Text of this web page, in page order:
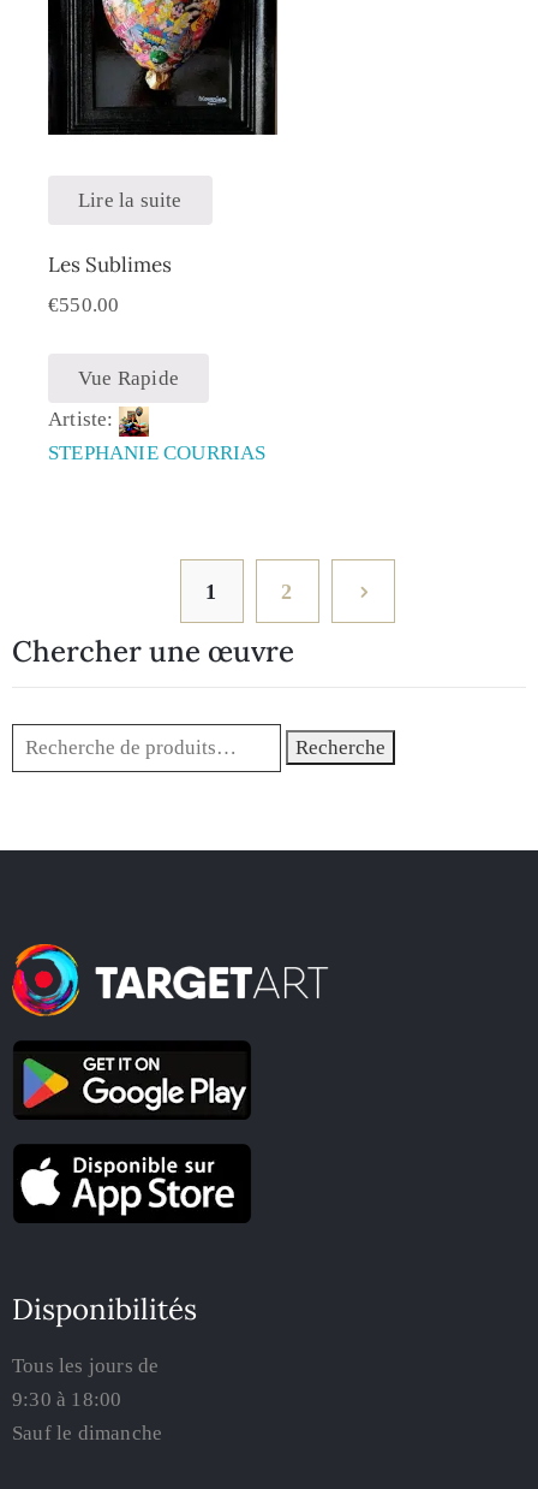
Lire la suite
Les Sublimes
€550.00
Vue Rapide
Artiste:
STEPHANIE COURRIAS
1 2
Chercher une œuvre
Recherche
Disponibilités
Tous les jours de
9:30 à 18:00
Sauf le dimanche